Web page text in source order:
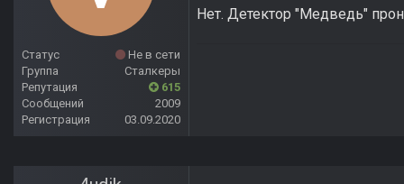
Статус
Не в сети
Группа
Сталкеры
Репутация
615
Сообщений
2009
Регистрация
03.09.2020
Нет. Детектор "Медведь"